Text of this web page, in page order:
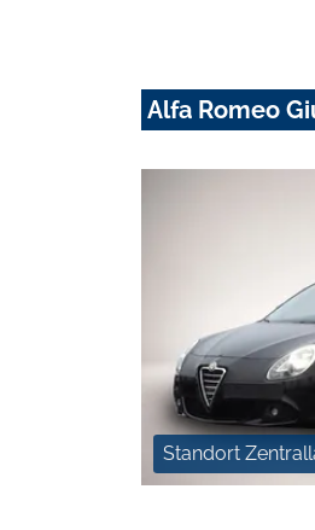
Alfa Romeo
Standort